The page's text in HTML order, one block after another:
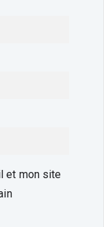
et mon site